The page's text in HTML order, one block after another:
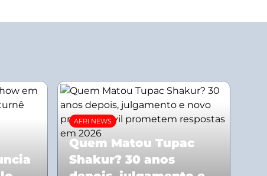
AFRI NEWS
Quem Matou Tupac
Shakur? 30 anos